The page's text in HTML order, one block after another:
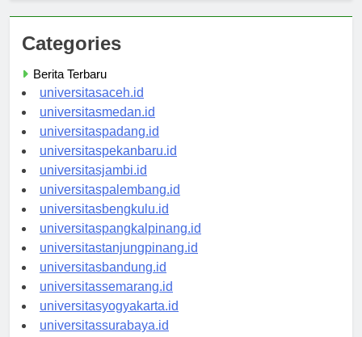
Categories
Berita Terbaru
universitasaceh.id
universitasmedan.id
universitaspadang.id
universitaspekanbaru.id
universitasjambi.id
universitaspalembang.id
universitasbengkulu.id
universitaspangkalpinang.id
universitastanjungpinang.id
universitasbandung.id
universitassemarang.id
universitasyogyakarta.id
universitassurabaya.id